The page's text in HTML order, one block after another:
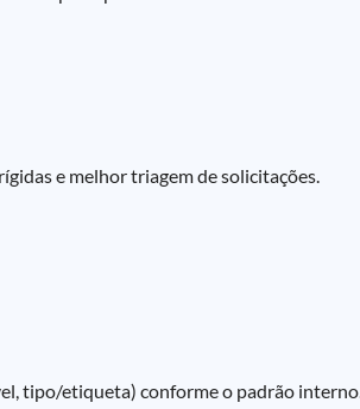
e melhor triagem de solicitações.
tipo/etiqueta) conforme o padrão